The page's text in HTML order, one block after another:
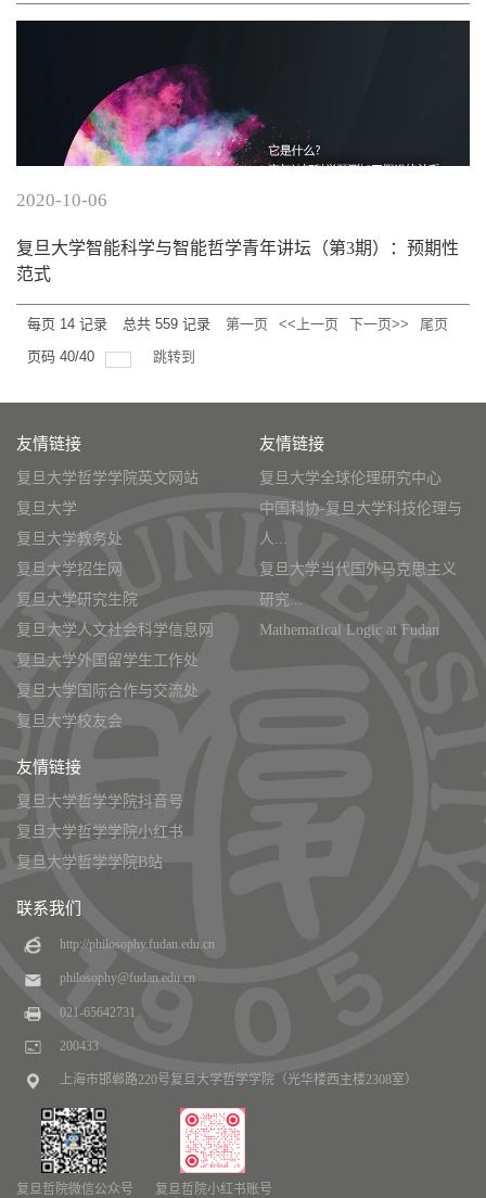
2020-10-06
复旦大学智能科学与智能哲学青年讲坛（第3期）：预期性
范式
每页 14 记录 总共 559 记录 第一页 <<上一页 下一页>>
尾页
页码 40/40 跳转到
友情链接
复旦大学哲学学院英文网站
复旦大学
复旦大学教务处
复旦大学招生网
复旦大学研究生院
复旦大学人文社会科学信息网
复旦大学外国留学生工作处
复旦大学国际合作与交流处
复旦大学校友会
友情链接
复旦大学全球伦理研究中心
中国科协-复旦大学科技伦理与
人...
复旦大学当代国外马克思主义
研究...
Mathematical Logic at Fudan
友情链接
复旦大学哲学学院抖音号
复旦大学哲学学院小红书
复旦大学哲学学院B站
联系我们
http://philosophy.fudan.edu.cn
philosophy@fudan.edu.cn
021-65642731
200433
上海市邯郸路220号复旦大学哲学学院（光华楼西主楼2308室）
复旦哲院微信公众号 复旦哲院小红书账号